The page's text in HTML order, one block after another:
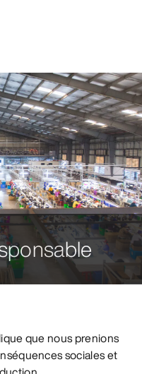
que nous prenions
sociales et